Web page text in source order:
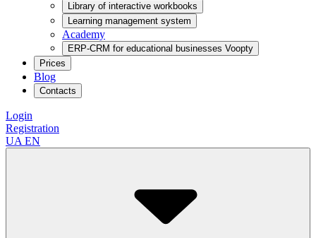
Library of interactive workbooks
Learning management system
Academy
ERP-CRM for educational businesses Voopty
Prices
Blog
Contacts
Login
Registration
UA EN